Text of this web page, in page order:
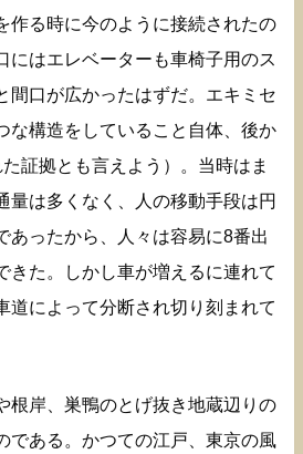
作る時に今のように接続されたの
にはエレベーターも車椅子用のス
間口が広かったはずだ。エキミセ
な構造をしていること自体、後か
証拠とも言えよう）。当時はま
量は多くなく、人の移動手段は円
あったから、人々は容易に8番出
きた。しかし車が増えるに連れて
道によって分断され切り刻まれて
根岸、巣鴨のとげ抜き地蔵辺りの
である。かつての江戸、東京の風